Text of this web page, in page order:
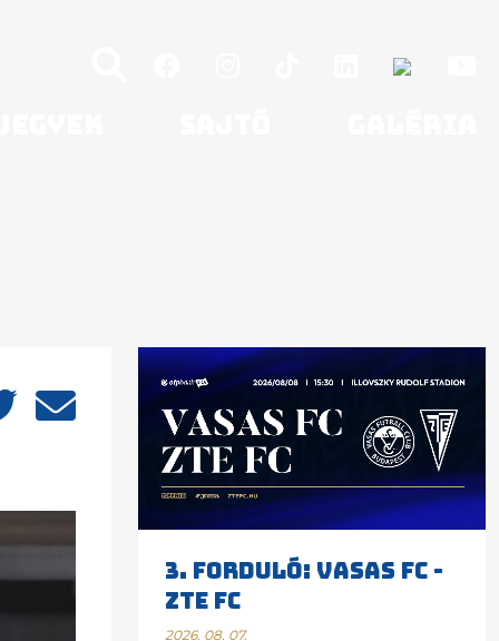
3. FORDULÓ: VASAS FC -
ZTE FC
2026. 08. 07.